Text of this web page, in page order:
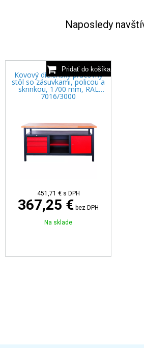
Naposledy
Kovový dielenský pracovný
stôl so zásuvkami, policou a
skrinkou, 1700 mm, RAL
7016/3000
451,71 € s DPH
367,25 € bez DPH
Na sklade